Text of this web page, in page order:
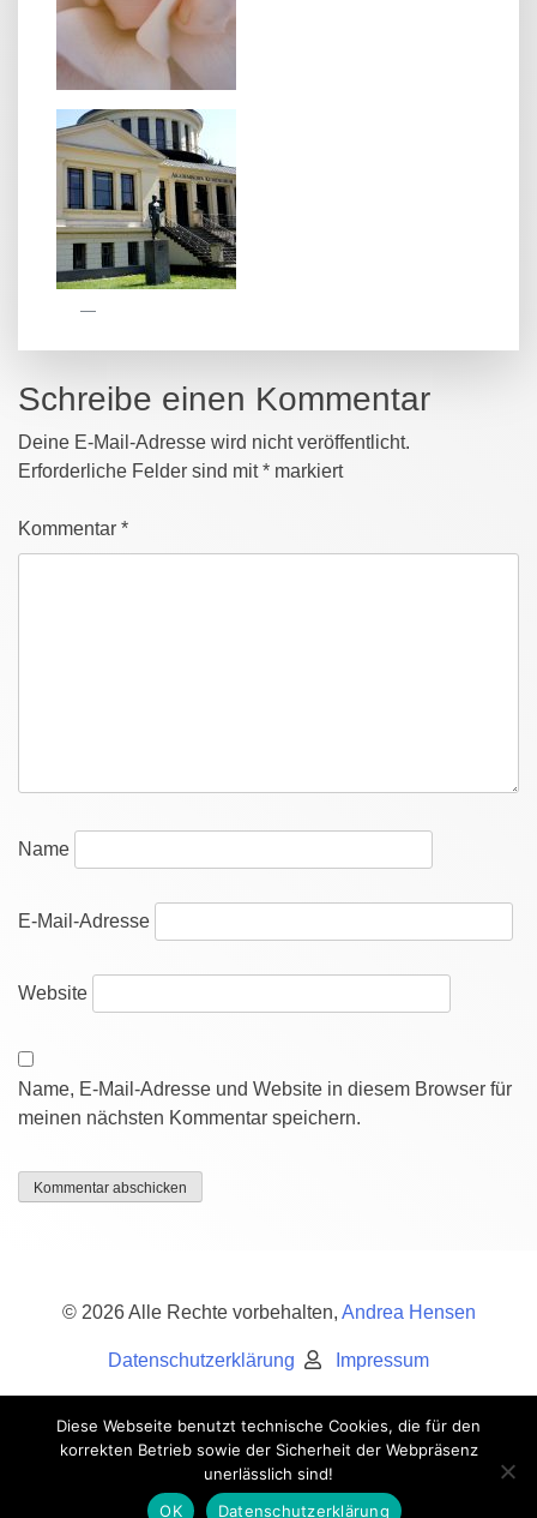
Schreibe einen Kommentar
Deine E-Mail-Adresse wird nicht veröffentlicht.
Erforderliche Felder sind mit* markiert
Kommentar *
Name
E-Mail-Adresse
Website
Name, E-Mail-Adresse und Website in diesem Browser für
meinen nächsten Kommentar speichern.
© 2026 Alle Rechte vorbehalten, Andrea Hensen
Datenschutzerklärung Impressum
Support the artist you love
MenschKunst bei Facebook
Diese Webseite benutzt technische Cookies, die für den
korrekten Betrieb sowie der Sicherheit der Webpräsenz
unerlässlich sind!
OK
Datenschutzerklärung